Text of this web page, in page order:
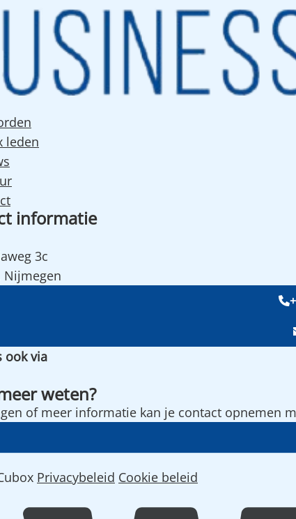
leden
informatie
3c
Nijmegen
ook via
weten?
of meer informatie kan je contact opnemen
Privacybeleid Cookie beleid